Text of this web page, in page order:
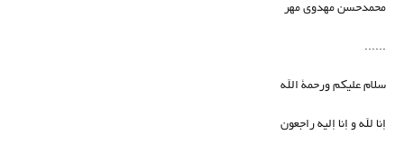
محمدحسن مهدوی مهر
......
سلام عليكم ورحمة الله
إنا لله و إنا إليه راجعون